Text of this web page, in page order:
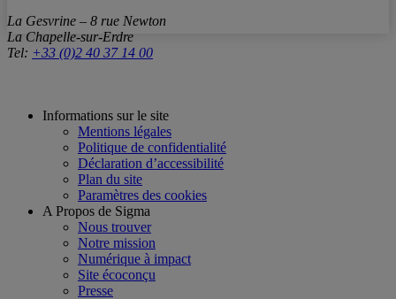
La Gesvrine – 8 rue Newton
La Chapelle-sur-Erdre
Tel: +33 (0)2 40 37 14 00
Informations sur le site
Mentions légales
Politique de confidentialité
Déclaration d’accessibilité
Plan du site
Paramètres des cookies
A Propos de Sigma
Nous trouver
Notre mission
Numérique à impact
Site écoconçu
Presse